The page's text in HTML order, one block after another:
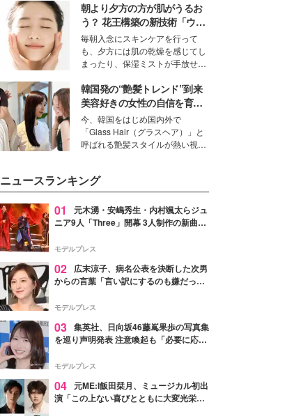
ニオン好き”という共通点を持つモ
デルの宮城舞と島村雄大の特別対
談をお届け！それぞれの視点か
ら、今作ならではの魅力や予想外
の感動をもたらす奥深いストーリ
ーについて熱く語り合ってもらっ
た。
朝より夕方の方が肌がうるお
う？ 花王構築の新技術「ウォ
ーターキャプチャリングスキ
ン（捕水肌）」がスキンケア
の常識を変える予感
毎朝入念にスキンケアを行って
も、夕方には肌の乾燥を感じてし
まったり、保湿ミストが手放せな
な美容の常識を大きく変える可能
性を秘めた、革新的な「Water
Capturing Skin（ウォーターキャ
プチャリングスキン：捕水肌）」
技術を、花王が構築した。
韓国発の“艶髪トレンド”到来
美容好きの女性の自信を育む
「ヘアケア事情」って？
今、韓国をはじめ国内外で
「Glass Hair（グラスヘア）」と
呼ばれる艶髪スタイルが熱い視線
して、“髪そのものの美しさ”に改
めて注目する人が増えている様
子。今回は、そんな憧れの艶やか
な髪を日常で叶える、美容好きの
ます。
ニュースランキング
01
元木湧・安嶋秀生・内村颯太らジュ
ニア9人「Three」開幕 3人制作の新曲＆
進んで夢を掴みたい」【ゲネプロレポ】
モデルプレス
02
広末涼子、病名公表を決断した次男
からの言葉「言い訳にするのも嫌だっ
モデルプレス
03 集英社、日向坂46藤嶌果歩の写真集
を巡り声明発表 注意喚起も「必要に応じ
モデルプレス
04 元ME:I飯田栞月、ミュージカル初出
演「この上ない喜びとともに大変光栄」